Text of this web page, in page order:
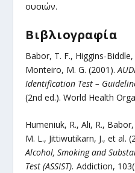
ουσιών.
Βιβλιογραφία
Babor, T. F., Higgins-Biddle,
Monteiro, M. G. (2001).
Identification Test –
(2nd ed.). World Health
Humeniuk, R., Ali, R.,
M. L., Jittiwutikarn, J., et al.
Alcohol, Smoking and
Test (ASSIST). Addiction,